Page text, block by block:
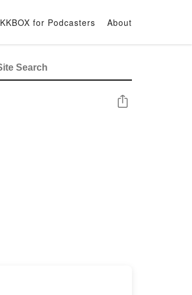
KKBOX for Podcasters About
Share